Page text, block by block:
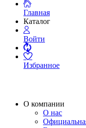
Главная
Каталог
Войти
Избранное
О компании
О нас